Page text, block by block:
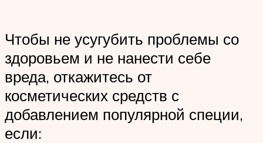
Чтобы не усугубить проблемы со
здоровьем и не нанести себе
вреда, откажитесь от
косметических средств с
добавлением популярной специи,
если: